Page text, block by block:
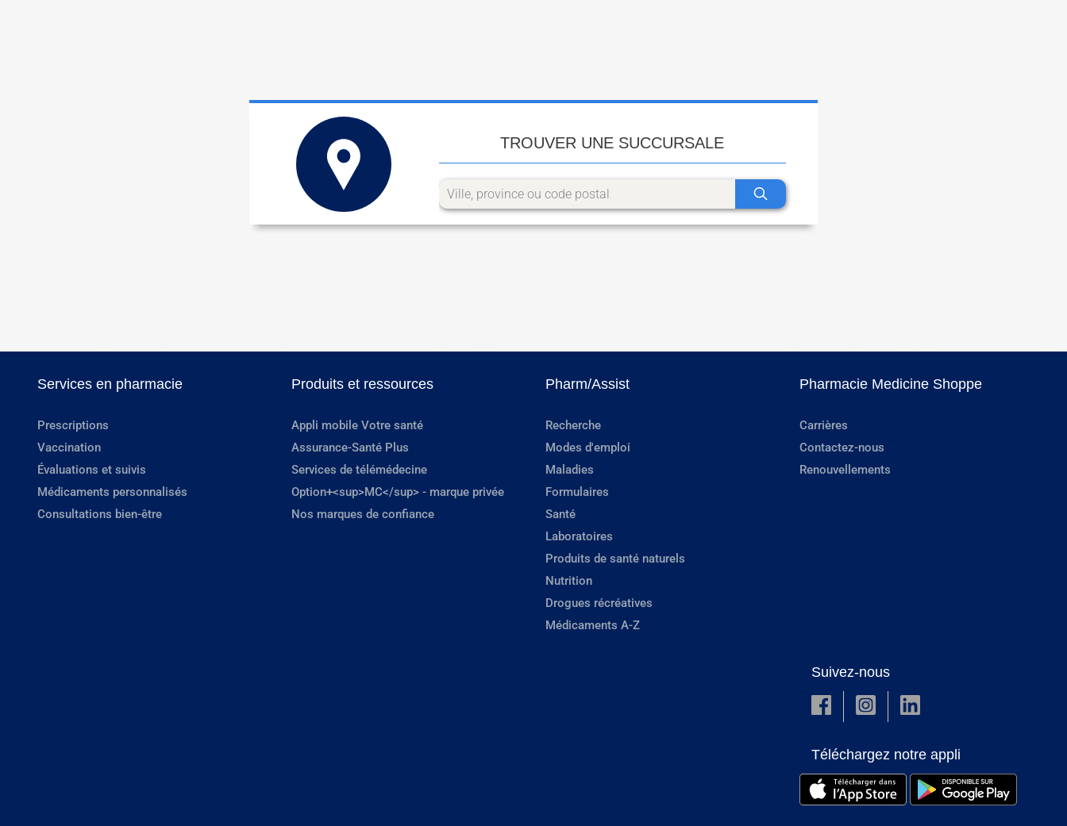
TROUVER UNE SUCCURSALE
Services en pharmacie
Prescriptions
Vaccination
Évaluations et suivis
Médicaments personnalisés
Consultations bien-être
Produits et ressources
Appli mobile Votre santé
Assurance-Santé Plus
Services de télémédecine
Option+<sup>MC</sup> - marque privée
Nos marques de confiance
Pharm/Assist
Recherche
Modes d'emploi
Maladies
Formulaires
Santé
Laboratoires
Produits de santé naturels
Nutrition
Drogues récréatives
Médicaments A-Z
Pharmacie Medicine Shoppe
Carrières
Contactez-nous
Renouvellements
Suivez-nous
Téléchargez notre appli